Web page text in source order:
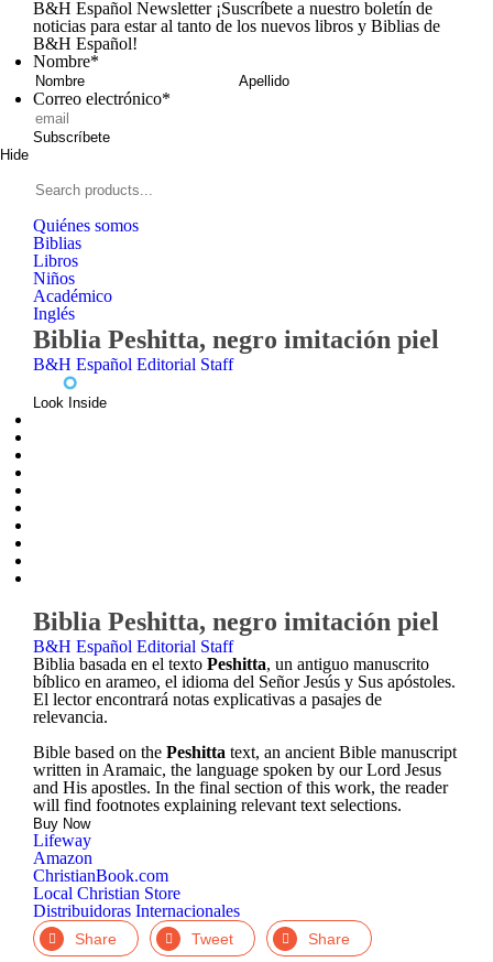
B&H Español Newsletter ¡Suscríbete a nuestro boletín de
noticias para estar al tanto de los nuevos libros y Biblias de
B&H Español!
Nombre*
Nombre
Correo electrónico*
Subscríbete
Hide
Español
Quiénes somos
Biblias
Libros
Niños
Académico
Inglés
Biblia Peshitta, negro imitación piel
B&H Español Editorial Staff
Look Inside
Zoom
In
Biblia Peshitta, negro imitación piel
B&H Español Editorial Staff
Biblia basada en el texto Peshitta, un antiguo manuscrito
bíblico en arameo, el idioma del Señor Jesús y Sus apóstoles.
El lector encontrará notas explicativas a pasajes de
relevancia.
Bible based on the Peshitta text, an ancient Bible manuscript
written in Aramaic, the language spoken by our Lord Jesus
and His apostles. In the final section of this work, the reader
will find footnotes explaining relevant text selections.
Buy Now
Lifeway
Amazon
ChristianBook.com
Local Christian Store
Distribuidoras Internacionales
Facebook Twitter LinkedIn